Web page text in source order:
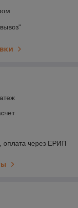
оплата через ЕРИП